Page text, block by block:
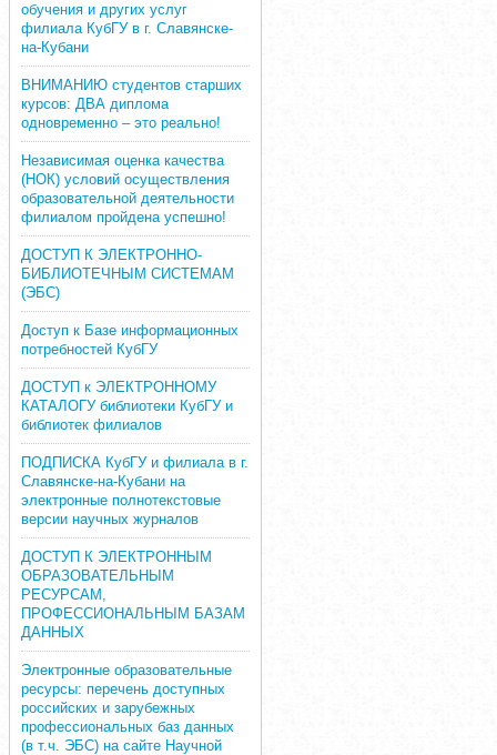
обучения и других услуг
филиала КубГУ в г. Славянске-
на-Кубани
ВНИМАНИЮ студентов старших
курсов: ДВА диплома
одновременно – это реально!
Независимая оценка качества
(НОК) условий осуществления
образовательной деятельности
филиалом пройдена успешно!
ДОСТУП К ЭЛЕКТРОННО-
БИБЛИОТЕЧНЫМ СИСТЕМАМ
(ЭБС)
Доступ к Базе информационных
потребностей КубГУ
ДОСТУП к ЭЛЕКТРОННОМУ
КАТАЛОГУ библиотеки КубГУ и
библиотек филиалов
ПОДПИСКА КубГУ и филиала в г.
Славянске-на-Кубани на
электронные полнотекстовые
версии научных журналов
ДОСТУП К ЭЛЕКТРОННЫМ
ОБРАЗОВАТЕЛЬНЫМ
РЕСУРСАМ,
ПРОФЕССИОНАЛЬНЫМ БАЗАМ
ДАННЫХ
Электронные образовательные
ресурсы: перечень доступных
российских и зарубежных
профессиональных баз данных
(в т.ч. ЭБС) на сайте Научной